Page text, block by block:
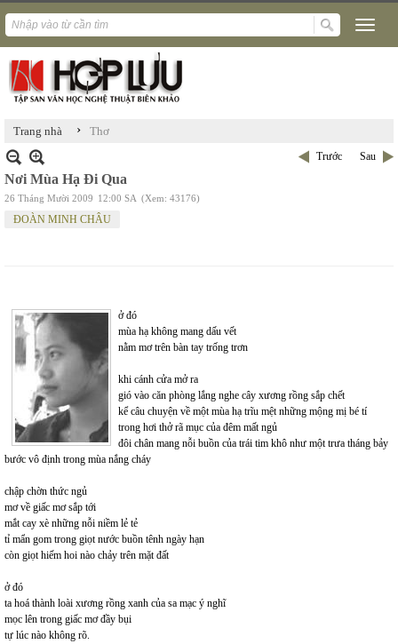
Trang nhà › Thơ
Trước Sau
Nơi Mùa Hạ Đi Qua
26 Tháng Mười 2009 12:00 SA (Xem: 43176)
ĐOÀN MINH CHÂU
ở đó
mùa hạ không mang dấu vết
nằm mơ trên bàn tay trống trơn
khi cánh cửa mở ra
gió vào căn phòng lắng nghe cây xương rồng sắp chết
kể câu chuyện về một mùa hạ trĩu mệt những mộng mị bé tí
trong hơi thở rã mục của đêm mất ngủ
đôi chân mang nỗi buồn của trái tim khô như một trưa tháng bảy
bước vô định trong mùa nắng cháy
chập chờn thức ngủ
mơ về giấc mơ sắp tới
mắt cay xè những nỗi niềm lẻ tẻ
tỉ mẩn gom trong giọt nước buồn tênh ngày hạn
còn giọt hiếm hoi nào chảy trên mặt đất
ở đó
ta hoá thành loài xương rồng xanh của sa mạc ý nghĩ
mọc lên trong giấc mơ đầy bụi
tự lúc nào không rõ.